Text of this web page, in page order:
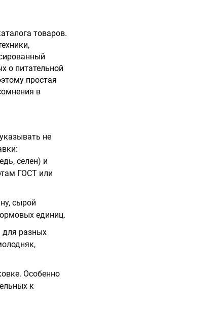
товаров.
о питательной
простая
в
не
селен) и
ГОСТ или
сырой
единиц.
для разных
Особенно
к